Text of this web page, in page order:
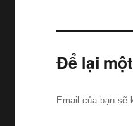
Để lại
Email của bạn sẽ